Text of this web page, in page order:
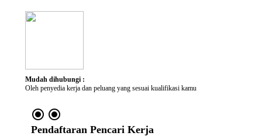
Mudah dihubungi :
Oleh penyedia kerja dan peluang yang sesuai kualifikasi kamu
radio_button_checked radio_button_checked
Pendaftaran Pencari Kerja